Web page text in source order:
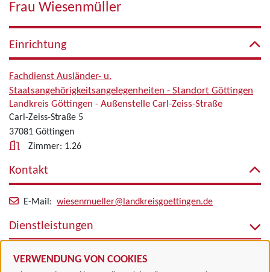
VERWENDUNG VON COOKIES
Frau Wiesenmüller
Einrichtung
Fachdienst Ausländer- u.
Staatsangehörigkeitsangelegenheiten - Standort Göttingen
Landkreis Göttingen - Außenstelle Carl-Zeiss-Straße
Carl-Zeiss-Straße 5
37081 Göttingen
Zimmer: 1.26
Kontakt
E-Mail: wiesenmueller@landkreisgoettingen.de
Dienstleistungen
Alle zugeordneten Einrichtungen